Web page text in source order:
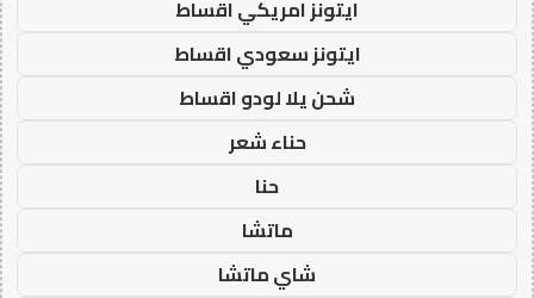
ايتونز امريكي اقساط
ايتونز سعودي اقساط
شحن يلا لودو اقساط
حناء شعر
حنا
ماتشا
شاي ماتشا